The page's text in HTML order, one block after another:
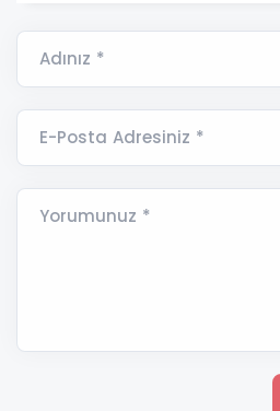
Adınız *
E-Posta Adresiniz *
Yorumunuz *